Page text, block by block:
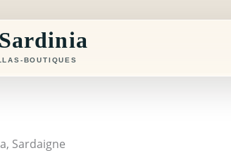
BOUTIQUES